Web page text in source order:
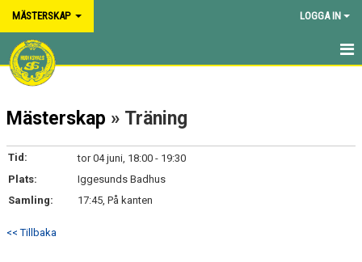
MÄSTERSKAP LOGGA IN
HEM
NYHETER
KALENDER
TRUPPEN
Mästerskap » Träning
Tid:
tor 04 juni, 18:00 - 19:30
Plats:
Iggesunds Badhus
Samling:
17:45, På kanten
<< Tillbaka